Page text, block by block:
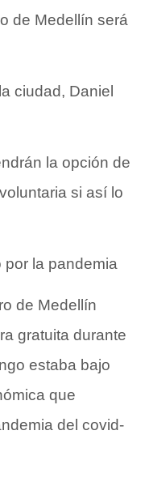
de Medellín será
ciudad, Daniel
la opción de
si así lo
por la pandemia
de Medellín
gratuita durante
estaba bajo
que
del covid-